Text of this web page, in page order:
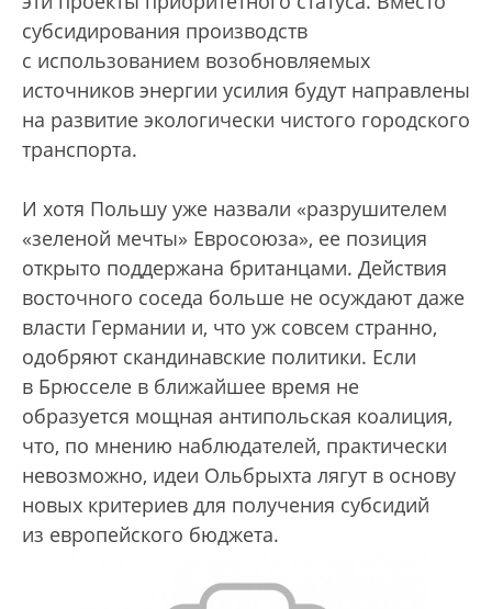
субсидирования производств
с использованием возобновляемых
источников энергии усилия будут направлены
на развитие экологически чистого городского
транспорта.
И хотя Польшу уже назвали «разрушителем
«зеленой мечты» Евросоюза», ее позиция
открыто поддержана британцами. Действия
восточного соседа больше не осуждают даже
власти Германии и, что уж совсем странно,
одобряют скандинавские политики. Если
в Брюсселе в ближайшее время не
образуется мощная антипольская коалиция,
что, по мнению наблюдателей, практически
невозможно, идеи Ольбрыхта лягут в основу
новых критериев для получения субсидий
из европейского бюджета.